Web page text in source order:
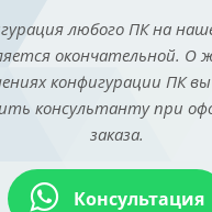
любого ПК на
окончательной. О
конфигурации ПК
консультанту при
заказа.
Консультация